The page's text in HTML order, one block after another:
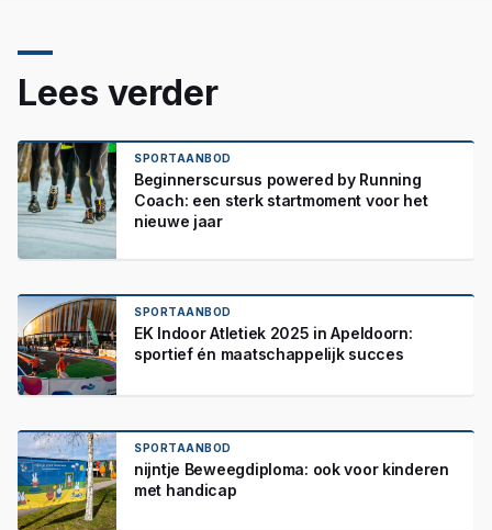
Lees verder
SPORTAANBOD
Beginnerscursus powered by Running
Coach: een sterk startmoment voor het
nieuwe jaar
SPORTAANBOD
EK Indoor Atletiek 2025 in Apeldoorn:
sportief én maatschappelijk succes
SPORTAANBOD
nijntje Beweegdiploma: ook voor kinderen
met handicap